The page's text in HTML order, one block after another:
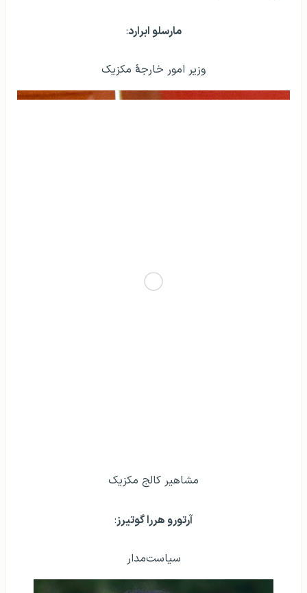
مارسلو ابرارد:
وزیر امور خارجهٔ مکزیک
مشاهير کالج مکزیک
آرتورو هررا گوتیرز:
سیاست‌مدار